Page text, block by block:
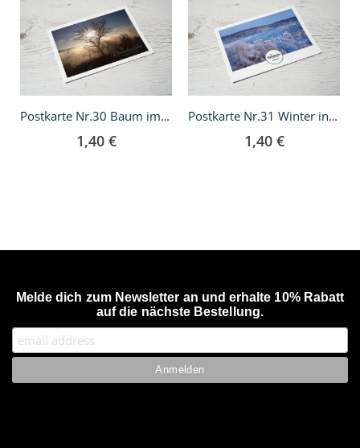
Postkarte Nr.30 Baum im Nebel
1,40 €
Warenkorb
Postkarte Nr.31 Winter in Grunbach
1,40 €
Warenkorb
Melde dich zum Newsletter an und erhalte 10% Rabatt
auf die nächste Bestellung.